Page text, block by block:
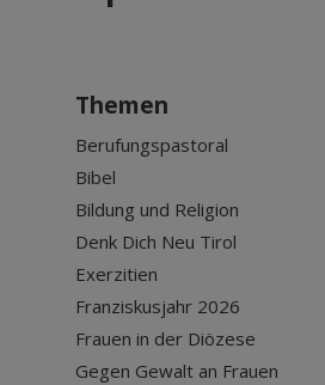
Themen
Berufungspastoral
Bibel
Bildung und Religion
Denk Dich Neu Tirol
Exerzitien
Franziskusjahr 2026
Frauen in der Diözese
Gegen Gewalt an Frauen